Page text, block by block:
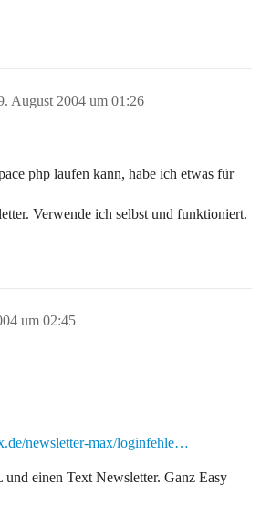
August 2004 um 01:26
php laufen kann, habe ich etwas für
Verwende ich selbst und funktioniert.
um 02:45
newsletter-max/loginfehle…
einen Text Newsletter. Ganz Easy